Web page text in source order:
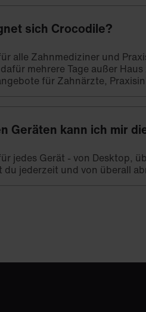
sich Crocodile?
alle Zahnmediziner und
mehrere Tage außer
für Zahnärzte,
Geräten kann ich mir
jedes Gerät - von Desktop,
du jederzeit und von überall